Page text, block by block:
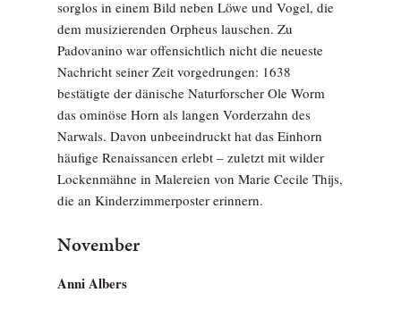
sorglos in einem Bild neben Löwe und Vogel, die
dem musizierenden Orpheus lauschen. Zu
Padovani­no war offensichtlich nicht die neueste
Nachricht seiner Zeit vorgedrungen: 1638
bestätigte der dänische Naturforscher Ole Worm
das ominöse Horn als langen Vorderzahn des
Narwals. Davon unbeeindruckt hat das Einhorn
häufige Renaissancen erlebt – zuletzt mit wilder
Lockenmähne in Malereien von Marie Cecile Thijs,
die an Kinderzimmerposter erinnern.
November
Anni Albers